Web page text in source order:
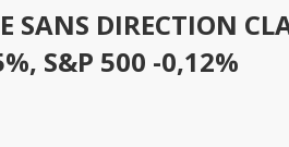
SANS DIRECTION
S&P 500 -0,12%